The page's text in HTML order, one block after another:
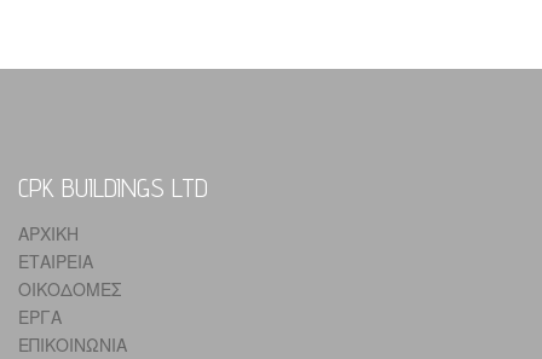
CPK BUILDINGS LTD
ΑΡΧΙΚΗ
ΕΤΑΙΡΕΙΑ
ΟΙΚΟΔΟΜΕΣ
ΕΡΓΑ
ΕΠΙΚΟΙΝΩΝΙΑ